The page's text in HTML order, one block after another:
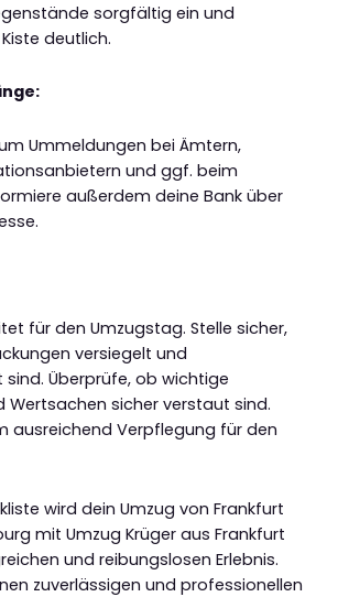
sorgfältig ein und
deutlich.
Ummeldungen bei Ämtern,
und ggf. beim
außerdem deine Bank über
für den Umzugstag. Stelle sicher,
versiegelt und
sind. Überprüfe, ob wichtige
Wertsachen sicher verstaut sind.
ausreichend Verpflegung für den
wird dein Umzug von Frankfurt
mit Umzug Krüger aus Frankfurt
und reibungslosen Erlebnis.
zuverlässigen und professionellen